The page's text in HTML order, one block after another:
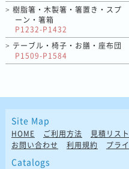
> 樹脂箸・木製箸・箸置き・スプ
ーン・箸箱
P1232-P1432
> テーブル・椅子・お膳・座布団
P1509-P1584
Site Map
HOME ご利用方法 見積リスト
お問い合わせ
利用規約 プラ
Catalogs